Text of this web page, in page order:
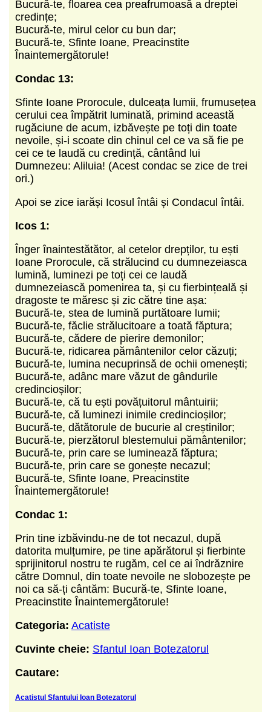
Bucură-te, floarea cea preafrumoasă a dreptei
credințe;
Bucură-te, mirul celor cu bun dar;
Bucură-te, Sfinte Ioane, Preacinstite
Înaintemergătorule!
Condac 13:
Sfinte Ioane Prorocule, dulceața lumii, frumusețea
cerului cea împătrit luminată, primind această
rugăciune de acum, izbăvește pe toți din toate
nevoile, și-i scoate din chinul cel ce va să fie pe
cei ce te laudă cu credință, cântând lui
Dumnezeu: Aliluia! (Acest condac se zice de trei
ori.)
Apoi se zice iarăși Icosul întâi și Condacul întâi.
Icos 1:
Înger înaintestătător, al cetelor drepților, tu ești
Ioane Prorocule, că strălucind cu dumnezeiasca
lumină, luminezi pe toți cei ce laudă
dumnezeiască pomenirea ta, și cu fierbințeală și
dragoste te măresc și zic către tine așa:
Bucură-te, stea de lumină purtătoare lumii;
Bucură-te, făclie strălucitoare a toată făptura;
Bucură-te, cădere de pierire demonilor;
Bucură-te, ridicarea pământenilor celor căzuți;
Bucură-te, lumina necuprinsă de ochii omenești;
Bucură-te, adânc mare văzut de gândurile
credincioșilor;
Bucură-te, că tu ești povățuitorul mântuirii;
Bucură-te, că luminezi inimile credincioșilor;
Bucură-te, dătătorule de bucurie al creștinilor;
Bucură-te, pierzătorul blestemului pământenilor;
Bucură-te, prin care se luminează făptura;
Bucură-te, prin care se gonește necazul;
Bucură-te, Sfinte Ioane, Preacinstite
Înaintemergătorule!
Condac 1:
Prin tine izbăvindu-ne de tot necazul, după
datorita mulțumire, pe tine apărătorul și fierbinte
sprijinitorul nostru te rugăm, cel ce ai îndrăznire
către Domnul, din toate nevoile ne slobozește pe
noi ca să-ți cântăm: Bucură-te, Sfinte Ioane,
Preacinstite Înaintemergătorule!
Categoria: Acatiste
Cuvinte cheie: Sfantul Ioan Botezatorul
Cautare:
Acatistul Sfantului Ioan Botezatorul